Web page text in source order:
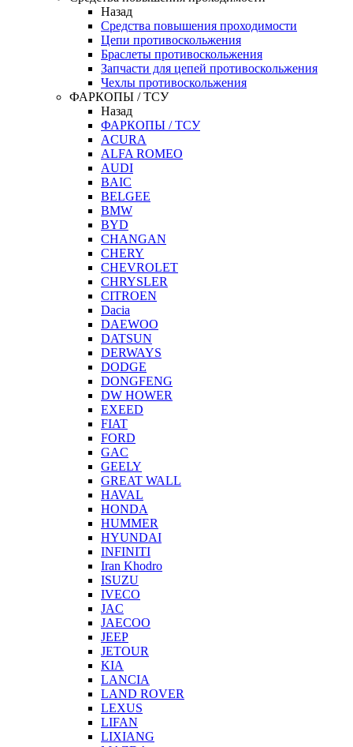
Назад
Средства повышения проходимости
Цепи противоскольжения
Браслеты противоскольжения
Запчасти для цепей противоскольжения
Чехлы противоскольжения
ФАРКОПЫ / ТСУ
Назад
ФАРКОПЫ / ТСУ
ACURA
ALFA ROMEO
AUDI
BAIC
BELGEE
BMW
BYD
CHANGAN
CHERY
CHEVROLET
CHRYSLER
CITROEN
Dacia
DAEWOO
DATSUN
DERWAYS
DODGE
DONGFENG
DW HOWER
EXEED
FIAT
FORD
GAC
GEELY
GREAT WALL
HAVAL
HONDA
HUMMER
HYUNDAI
INFINITI
Iran Khodro
ISUZU
IVECO
JAC
JAECOO
JEEP
JETOUR
KIA
LANCIA
LAND ROVER
LEXUS
LIFAN
LIXIANG